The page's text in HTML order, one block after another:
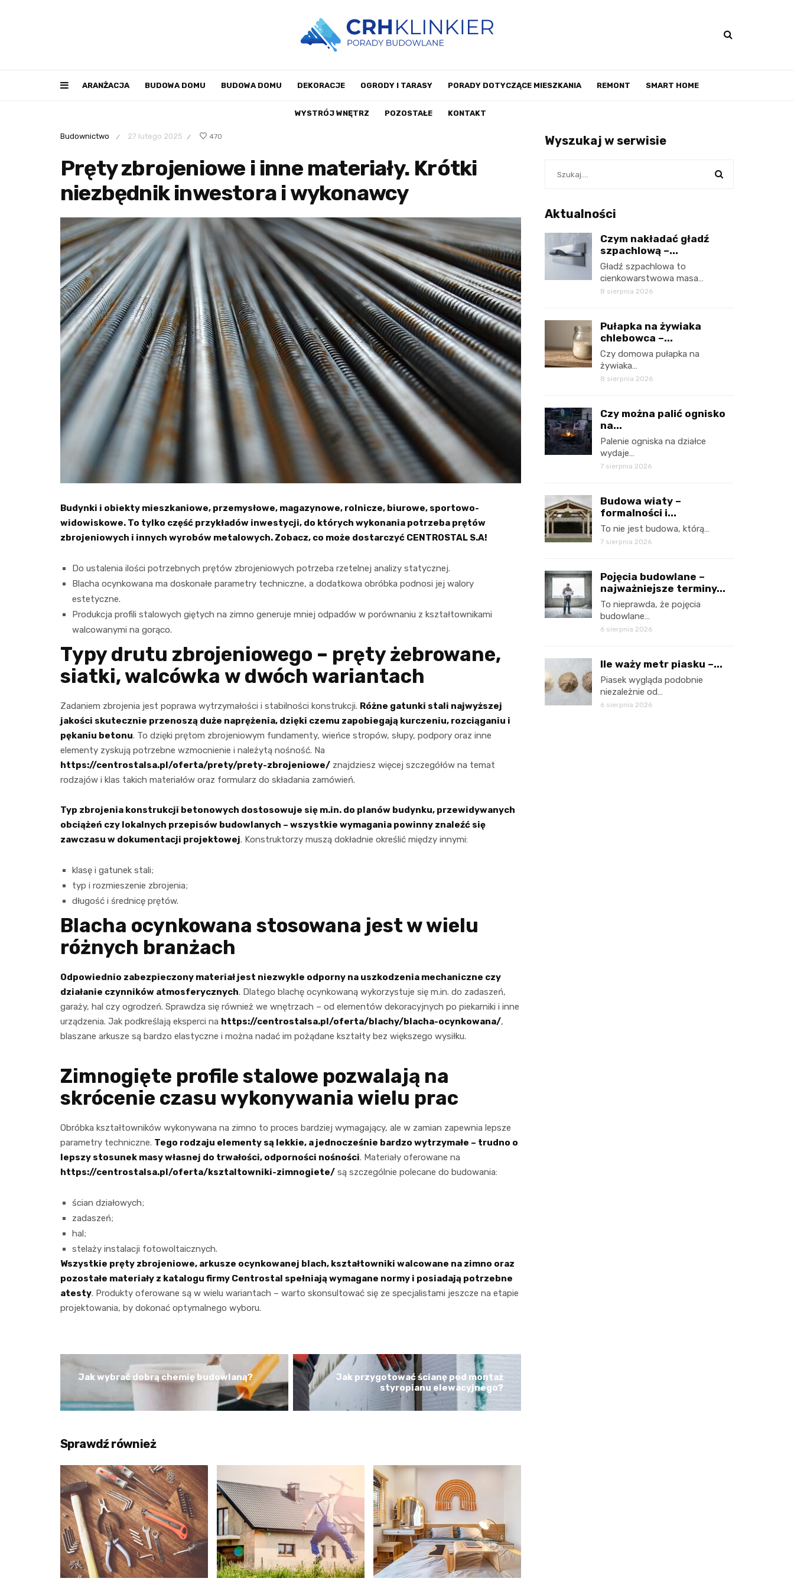
ARANŻACJA BUDOWA DOMU BUDOWA DOMU DEKORACJE OGRODY I TARASY PORADY DOTYCZĄCE MIESZKANIA REMONT SMART HOME
WYSTRÓJ WNĘTRZ POZOSTAŁE KONTAKT
Budownictwo / 27 lutego 2025 / 470
Pręty zbrojeniowe i inne materiały. Krótki
niezbędnik inwestora i wykonawcy
Budynki i obiekty mieszkaniowe, przemysłowe, magazynowe, rolnicze, biurowe, sportowo-
widowiskowe. To tylko część przykładów inwestycji, do których wykonania potrzeba prętów
zbrojeniowych i innych wyrobów metalowych. Zobacz, co może dostarczyć CENTROSTAL S.A!
Do ustalenia ilości potrzebnych prętów zbrojeniowych potrzeba rzetelnej analizy statycznej.
Blacha ocynkowana ma doskonałe parametry techniczne, a dodatkowa obróbka podnosi jej walory
estetyczne.
Produkcja profili stalowych giętych na zimno generuje mniej odpadów w porównaniu z kształtownikami
walcowanymi na gorąco.
Typy drutu zbrojeniowego – pręty żebrowane,
siatki, walcówka w dwóch wariantach
Zadaniem zbrojenia jest poprawa wytrzymałości i stabilności konstrukcji. Różne gatunki stali najwyższej
jakości skutecznie przenoszą duże naprężenia, dzięki czemu zapobiegają kurczeniu, rozciąganiu i
pękaniu betonu. To dzięki prętom zbrojeniowym fundamenty, wieńce stropów, słupy, podpory oraz inne
elementy zyskują potrzebne wzmocnienie i należytą nośność. Na
https://centrostalsa.pl/oferta/prety/prety-zbrojeniowe/ znajdziesz więcej szczegółów na temat
rodzajów i klas takich materiałów oraz formularz do składania zamówień.
Typ zbrojenia konstrukcji betonowych dostosowuje się m.in. do planów budynku, przewidywanych
obciążeń czy lokalnych przepisów budowlanych – wszystkie wymagania powinny znaleźć się
zawczasu w dokumentacji projektowej. Konstruktorzy muszą dokładnie określić między innymi:
klasę i gatunek stali;
typ i rozmieszenie zbrojenia;
długość i średnicę prętów.
Blacha ocynkowana stosowana jest w wielu
różnych branżach
Odpowiednio zabezpieczony materiał jest niezwykle odporny na uszkodzenia mechaniczne czy
działanie czynników atmosferycznych. Dlatego blachę ocynkowaną wykorzystuje się m.in. do zadaszeń,
garaży, hal czy ogrodzeń. Sprawdza się również we wnętrzach – od elementów dekoracyjnych po piekarniki i inne
urządzenia. Jak podkreślają eksperci na https://centrostalsa.pl/oferta/blachy/blacha-ocynkowana/,
blaszane arkusze są bardzo elastyczne i można nadać im pożądane kształty bez większego wysiłku.
Zimnogięte profile stalowe pozwalają na
skrócenie czasu wykonywania wielu prac
Obróbka kształtowników wykonywana na zimno to proces bardziej wymagający, ale w zamian zapewnia lepsze
parametry techniczne. Tego rodzaju elementy są lekkie, a jednocześnie bardzo wytrzymałe – trudno o
lepszy stosunek masy własnej do trwałości, odporności nośności. Materiały oferowane na
https://centrostalsa.pl/oferta/ksztaltowniki-zimnogiete/ są szczególnie polecane do budowania:
ścian działowych;
zadaszeń;
hal;
stelaży instalacji fotowoltaicznych.
Wszystkie pręty zbrojeniowe, arkusze ocynkowanej blach, kształtowniki walcowane na zimno oraz
pozostałe materiały z katalogu firmy Centrostal spełniają wymagane normy i posiadają potrzebne
atesty. Produkty oferowane są w wielu wariantach – warto skonsultować się ze specjalistami jeszcze na etapie
projektowania, by dokonać optymalnego wyboru.
Jak wybrać dobrą chemię budowlaną?
Jak przygotować ścianę pod montaż
styropianu elewacyjnego?
Sprawdź również
Wyszukaj w serwisie
Aktualności
Czym nakładać gładź
szpachlową –...
Gładź szpachlowa to
cienkowarstwowa masa…
8 sierpnia 2026
Pułapka na żywiaka
chlebowca –...
Czy domowa pułapka na
żywiaka…
8 sierpnia 2026
Czy można palić ognisko
na...
Palenie ogniska na działce
wydaje…
7 sierpnia 2026
Budowa wiaty –
formalności i...
To nie jest budowa, którą…
7 sierpnia 2026
Pojęcia budowlane –
najważniejsze terminy...
To nieprawda, że pojęcia
budowlane…
6 sierpnia 2026
Ile waży metr piasku –...
Piasek wygląda podobnie
niezależnie od…
6 sierpnia 2026